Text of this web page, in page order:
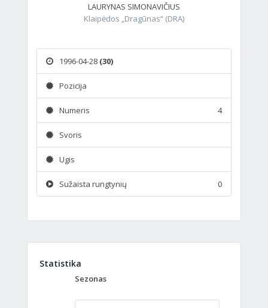
LAURYNAS SIMONAVIČIUS
Klaipėdos „Dragūnas“ (DRA)
1996-04-28 (30)
Pozicija
Numeris 4
Svoris
Ugis
Sužaista rungtynių 0
Statistika
Sezonas